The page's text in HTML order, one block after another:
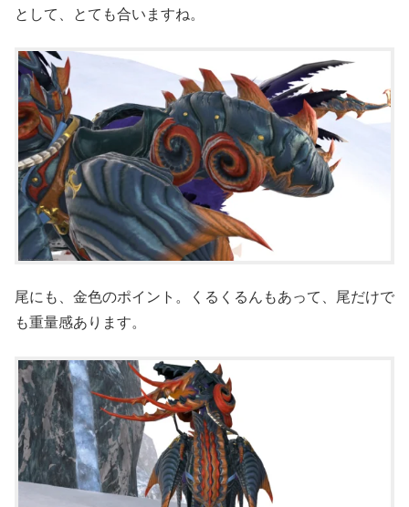
として、とても合いますね。
尾にも、金色のポイント。くるくるんもあって、尾だけで
も重量感あります。